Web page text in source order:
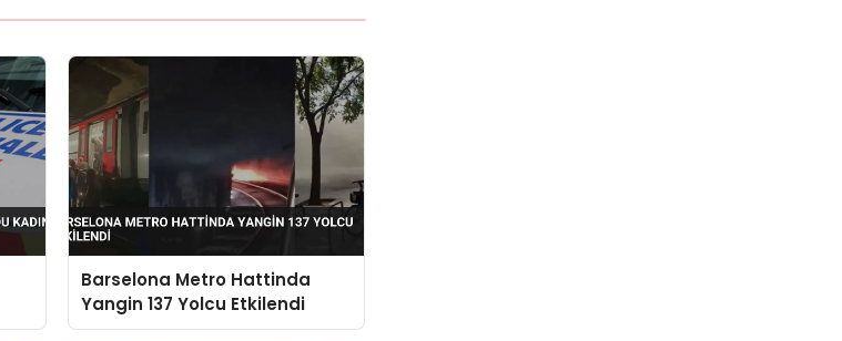
Barselona Metro Hattinda
Yangin 137 Yolcu Etkilendi